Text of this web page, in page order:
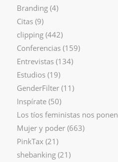
Branding(4)
Citas(9)
clipping(442)
Conferencias(159)
Entrevistas(134)
Estudios(19)
GenderFilter(11)
Inspírate(50)
Los tíos feministas nos ponen
Mujer y poder(663)
PinkTax (21)
shebanking(21)